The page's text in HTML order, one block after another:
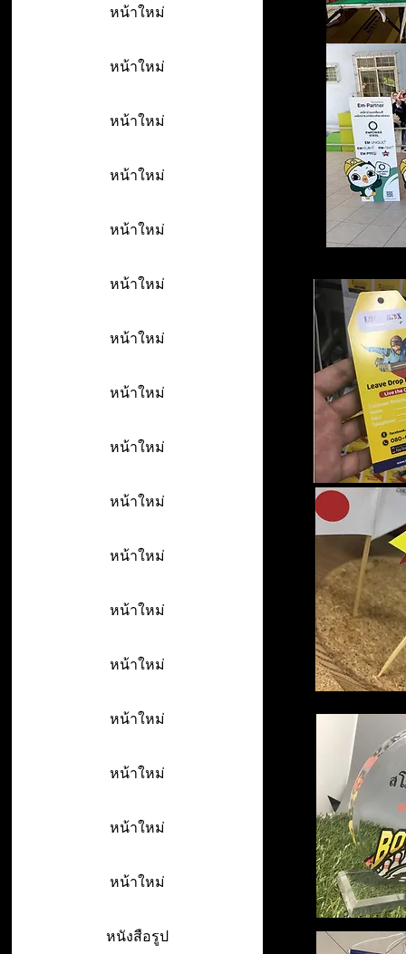
หน้าใหม่
หน้าใหม่
หน้าใหม่
หน้าใหม่
หน้าใหม่
หน้าใหม่
หน้าใหม่
หน้าใหม่
หน้าใหม่
หน้าใหม่
หน้าใหม่
หน้าใหม่
หน้าใหม่
หน้าใหม่
หน้าใหม่
หน้าใหม่
หน้าใหม่
หนังสือรูป